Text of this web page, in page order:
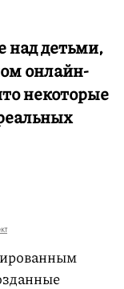
над детьми,
онлайн-
некоторые